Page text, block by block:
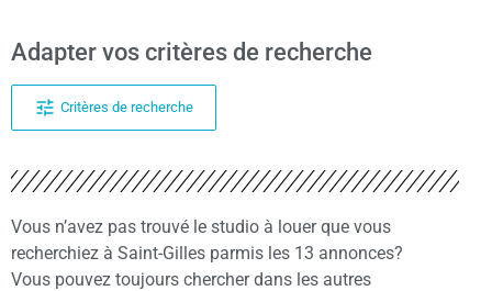
Adapter vos critères de recherche
Critères de recherche
Vous n’avez pas trouvé le studio à louer que vous
recherchiez à Saint-Gilles parmis les 13 annonces?
Vous pouvez toujours chercher dans les autres